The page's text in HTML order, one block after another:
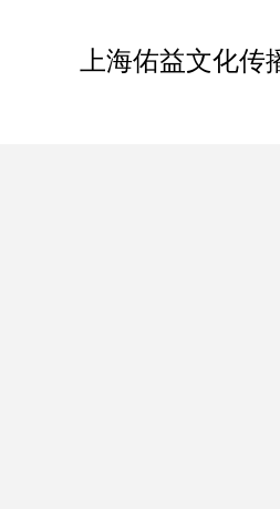
上海佑益文化传